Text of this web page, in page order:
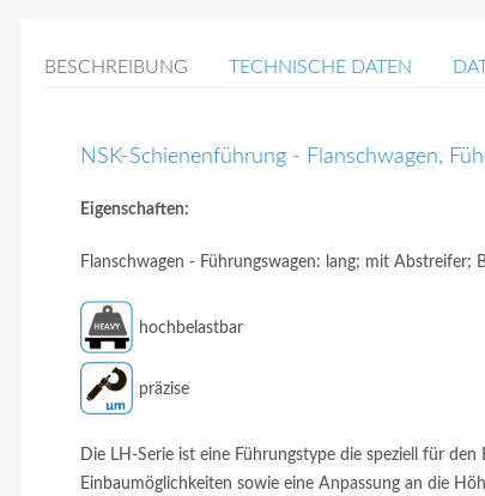
BESCHREIBUNG TECHNISCHE DATEN
NSK-Schienenführung - Flanschwagen,
Eigenschaften:
Flanschwagen - Führungswagen: lang; mit Abstreifer;
hochbelastbar
präzise
Die LH-Serie ist eine Führungstype die speziell für
Einbaumöglichkeiten sowie eine Anpassung an die